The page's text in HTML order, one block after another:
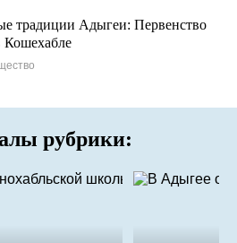
традиции Адыгеи: Первенство
Кошехабле
рубрики: